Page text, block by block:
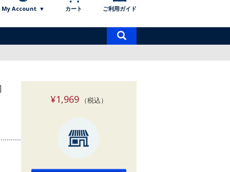
My Account カート ご利用ガイド
索
¥1,969（税込）